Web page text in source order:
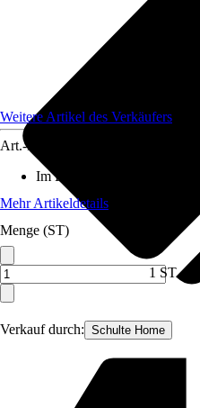
Verkauf durch: Schulte Home
Weitere Artikel des Verkäufers
Art.-Nr.
Im Lieferumfang enthalten
Mehr Artikeldetails
Menge (ST)
1 ST